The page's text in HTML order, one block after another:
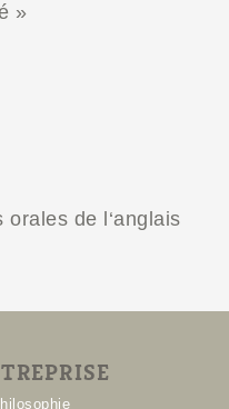
»
de l‘anglais